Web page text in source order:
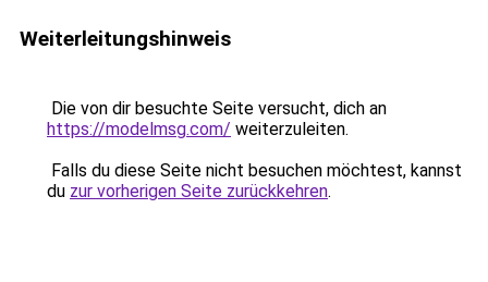
Weiterleitungshinweis
Die von dir besuchte Seite versucht, dich an
https://modelmsg.com/ weiterzuleiten.
Falls du diese Seite nicht besuchen möchtest, kannst
du zur vorherigen Seite zurückkehren.